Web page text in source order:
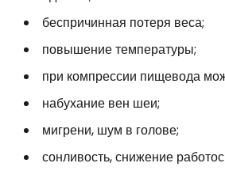
беспричинная потеря веса;
повышение температуры;
при компрессии пищевода
набухание вен шеи;
мигрени, шум в голове;
сонливость, снижение